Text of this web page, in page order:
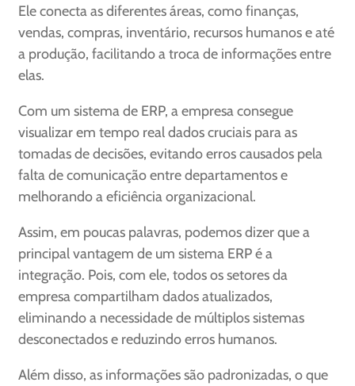
Ele conecta as diferentes áreas, como finanças,
vendas, compras, inventário, recursos humanos e até
a produção, facilitando a troca de informações entre
elas.
Com um sistema de ERP, a empresa consegue
visualizar em tempo real dados cruciais para as
tomadas de decisões, evitando erros causados pela
falta de comunicação entre departamentos e
melhorando a eficiência organizacional.
Assim, em poucas palavras, podemos dizer que a
principal vantagem de um sistema ERP é a
integração. Pois, com ele, todos os setores da
empresa compartilham dados atualizados,
eliminando a necessidade de múltiplos sistemas
desconectados e reduzindo erros humanos.
Além disso, as informações são padronizadas, o que